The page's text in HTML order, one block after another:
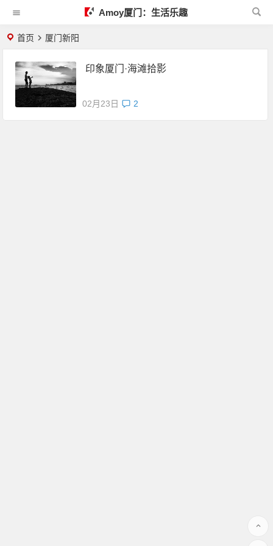
Amoy厦门：生活乐趣
首页 厦门新阳
印象厦门·海滩拾影
02月23日 2